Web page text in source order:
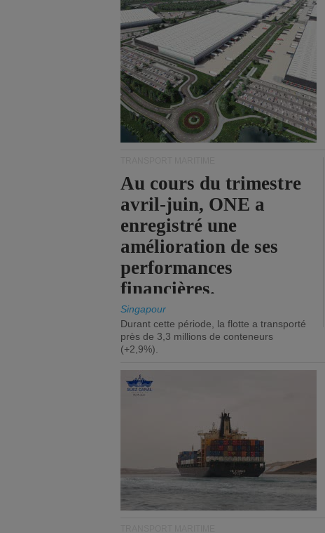
Au cours du trimestre
avril-juin, ONE a
enregistré une
amélioration de ses
performances
financières.
Singapour
Durant cette période, la flotte a transporté
près de 3,3 millions de conteneurs
(+2,9%).